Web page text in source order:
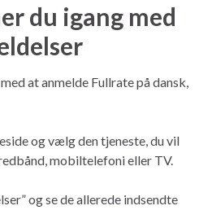
du igang med
at anmelde Fullrate på dansk,
og vælg den tjeneste, du vil
mobiltelefoni eller TV.
og se de allerede indsendte